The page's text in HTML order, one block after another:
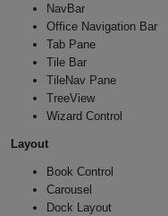
NavBar
Office Navigation Bar
Tab Pane
Tile Bar
TileNav Pane
TreeView
Wizard Control
Layout
Book Control
Carousel
Dock Layout